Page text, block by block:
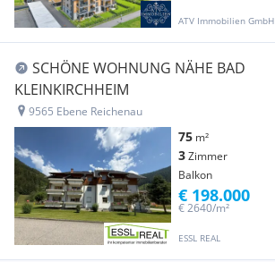
ATV Immobilien GmbH
SCHÖNE WOHNUNG NÄHE BAD
KLEINKIRCHHEIM
9565 Ebene Reichenau
75 m²
3Zimmer
Balkon
ESSL REAL
€ 2640/m²
€ 198.000